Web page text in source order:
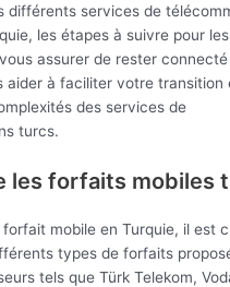
différents services de
les étapes à suivre pour
assurer de rester
aider à faciliter votre transition
des services de
turcs.
les forfaits mobiles
forfait mobile en Turquie, il est
types de forfaits
tels que Türk Telekom,